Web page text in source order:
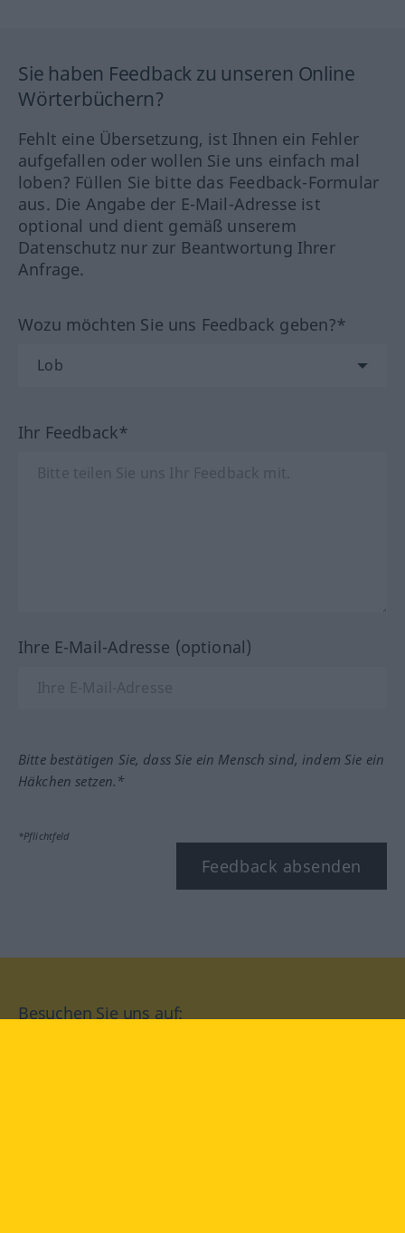
Sie haben Feedback zu unseren Online
Wörterbüchern?
Fehlt eine Übersetzung, ist Ihnen ein Fehler
aufgefallen oder wollen Sie uns einfach mal
loben? Füllen Sie bitte das Feedback-Formular
aus. Die Angabe der E-Mail-Adresse ist
optional und dient gemäß unserem
Datenschutz nur zur Beantwortung Ihrer
Anfrage.
Wozu möchten Sie uns Feedback geben?*
Ihr Feedback*
Ihre E-Mail-Adresse (optional)
Bitte bestätigen Sie, dass Sie ein Mensch sind, indem Sie ein
Häkchen setzen.*
*Pflichtfeld
Feedback absenden
Besuchen Sie uns auf: